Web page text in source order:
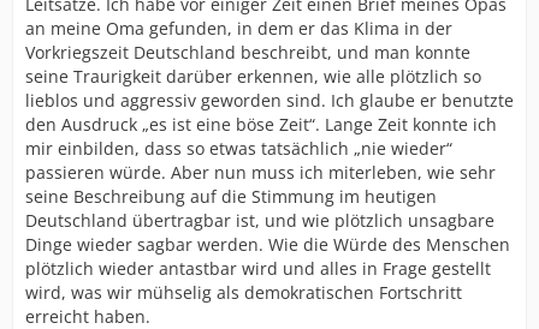
an meine Oma gefunden, in dem er das Klima in der
Vorkriegszeit Deutschland beschreibt, und man konnte
seine Traurigkeit darüber erkennen, wie alle plötzlich so
lieblos und aggressiv geworden sind. Ich glaube er benutzte
den Ausdruck „es ist eine böse Zeit“. Lange Zeit konnte ich
mir einbilden, dass so etwas tatsächlich „nie wieder“
passieren würde. Aber nun muss ich miterleben, wie sehr
seine Beschreibung auf die Stimmung im heutigen
Deutschland übertragbar ist, und wie plötzlich unsagbare
Dinge wieder sagbar werden. Wie die Würde des Menschen
plötzlich wieder antastbar wird und alles in Frage gestellt
wird, was wir mühselig als demokratischen Fortschritt
erreicht haben.